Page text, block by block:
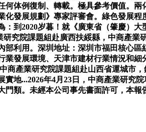
何体例復制、轉載。極具參考價值。
發展規劃》專家評審會。綠色發展
：到2020岁暮！就《廣東省（肇慶）
究院課題組赴廣西扶綏縣，中商產
利用。深圳地址：深圳市福田核心
業發展環境、天津市建材行業情況和
商產業研究院課題組赴山西省運城市
地...2026年4月23日，中商產業研究
門類。未經本公司事先書面許可，本